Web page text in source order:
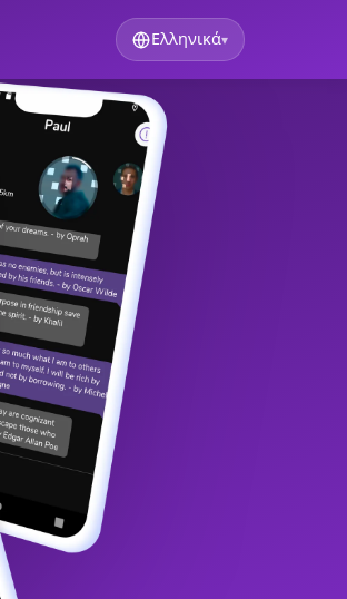
Ελληνικά▾